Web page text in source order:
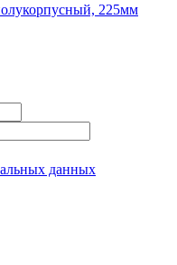
225мм
данных